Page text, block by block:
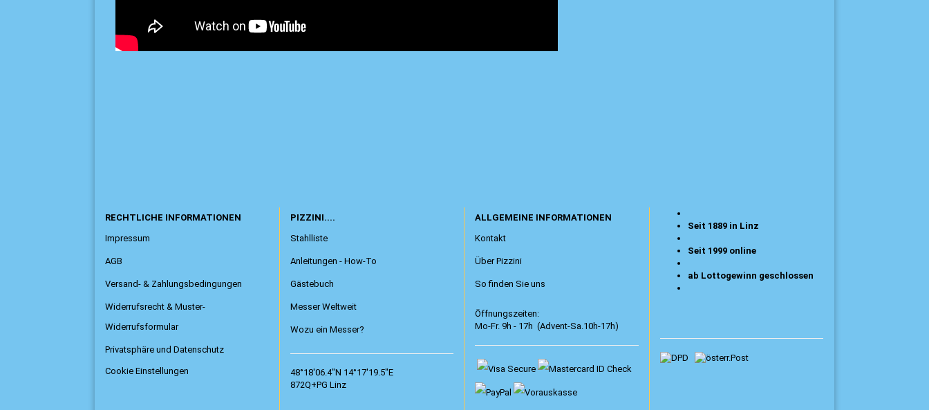
RECHTLICHE INFORMATIONEN
Impressum
AGB
Versand- & Zahlungsbedingungen
Widerrufsrecht & Muster-
Widerrufsformular
Privatsphäre und Datenschutz
Cookie Einstellungen
PIZZINI....
Stahlliste
Anleitungen - How-To
Gästebuch
Messer Weltweit
Wozu ein Messer?
48°18'06.4"N 14°17'19.5"E
872Q+PG Linz
ALLGEMEINE INFORMATIONEN
Kontakt
Über Pizzini
So finden Sie uns
Öffnungszeiten:
Mo-Fr. 9h - 17h (Advent-Sa.10h-17h)
Seit 1889 in Linz
Seit 1999 online
ab Lottogewinn geschlossen